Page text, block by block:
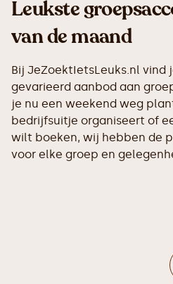
Leukste
van de maand
Bij JeZoektIetsLeuks.nl vind
gevarieerd aanbod aan
je nu een weekend weg
bedrijfsuitje organiseert of
wilt boeken, wij hebben de
voor elke groep en